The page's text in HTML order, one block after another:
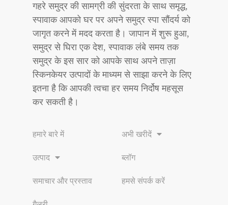
गहरे समुद्र की सामग्री की सुंदरता के साथ समृद्ध,
स्पावाक आपको घर पर अपने समुद्र स्पा सौंदर्य को
जागृत करने में मदद करता है। जापान में शुरू हुआ,
समुद्र से घिरा एक देश, स्पावाक लंबे समय तक
समुद्र के इस सार को आपके साथ अपने ताज़ा
स्किनकेयर उत्पादों के माध्यम से साझा करने के लिए
इतना है कि आपकी त्वचा हर समय निर्दोष महसूस
कर सकती है।
हमारे बारे में
उत्पाद
समाचार और प्रस्ताव
अभी खरीदें
ब्लॉग
हमसे संपर्क करें